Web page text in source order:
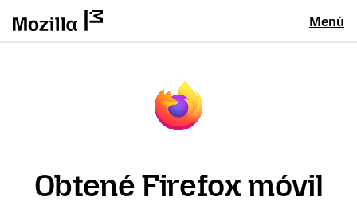
Menú
Obtené Firefox móvil